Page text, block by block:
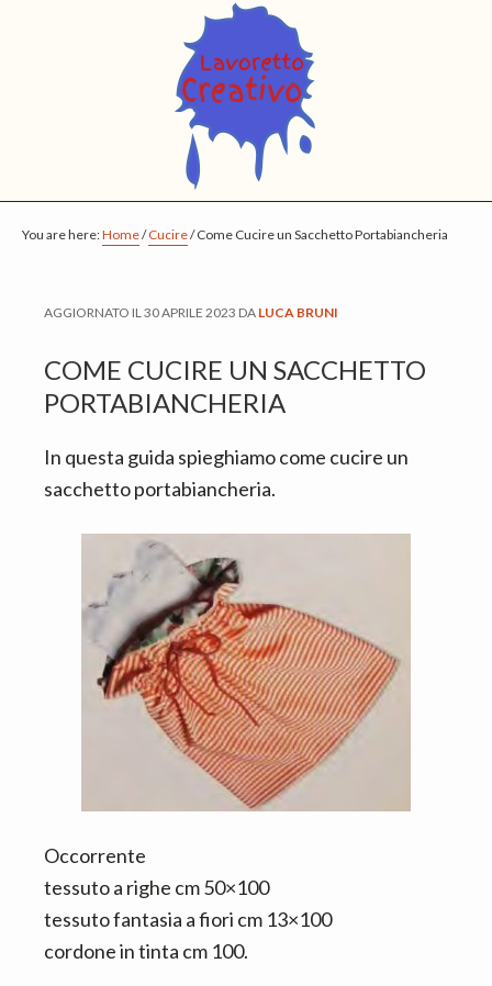
m
a
o
n
e
n
p
r
r
y
i
d
f
o
r
You are here:Home/ Cucire/Come Cucire un Sacchetto Portabiancheria
AGGIORNATO IL30 APRILE 2023 DA LUCA BRUNI
COME CUCIRE UN SACCHETTO
PORTABIANCHERIA
In questa guida spieghiamo come cucire un
sacchetto portabiancheria.
Occorrente
tessuto a righe cm 50×100
tessuto fantasia a fiori cm 13×100
cordone in tinta cm 100.